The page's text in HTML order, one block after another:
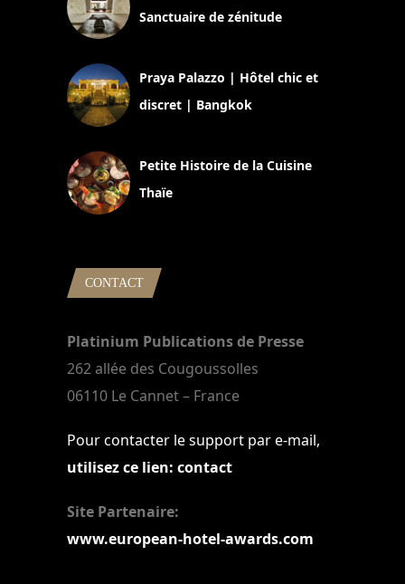
Sanctuaire de zénitude
Praya Palazzo | Hôtel chic et
discret | Bangkok
Petite Histoire de la Cuisine
Thaïe
CONTACT
Platinium Publications de Presse
262 allée des Cougoussolles
06110 Le Cannet – France
Pour contacter le support par e-mail,
utilisez ce lien: contact
Site Partenaire:
www.european-hotel-awards.com